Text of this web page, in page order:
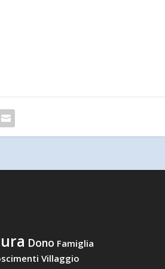
Dono Famiglia
Villaggio